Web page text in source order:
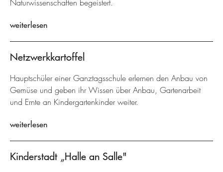
Naturwissenschaften begeistert.
weiterlesen
Netzwerkkartoffel
Hauptschüler einer Ganztagsschule erlernen den Anbau von
Gemüse und geben ihr Wissen über Anbau, Gartenarbeit
und Ernte an Kindergartenkinder weiter.
weiterlesen
Kinderstadt „Halle an Salle"